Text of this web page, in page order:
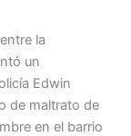
la
un
Edwin
de maltrato de
en el barrio